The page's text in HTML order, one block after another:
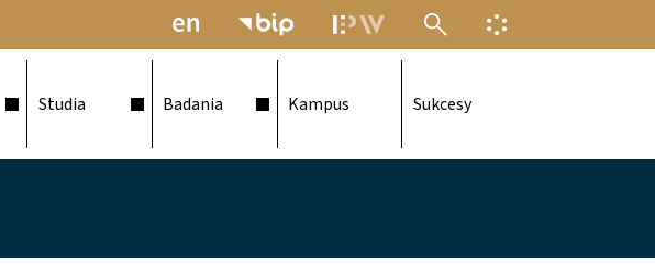
MENU ELEKTRONICZNEJINFORMACJA O
Studia Badania Kampus Sukcesy